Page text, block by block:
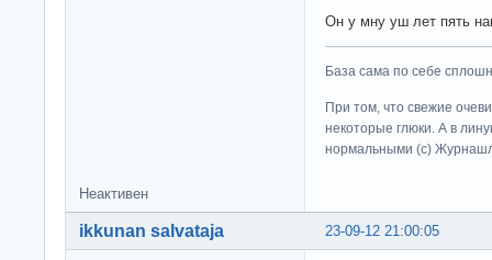
Он у мну уш лет пять
База сама по себе
При том, что свежие
некоторые глюки. А в
нормальными (c)
Неактивен
23-09-12 21:00:05
ikkunan salvataja